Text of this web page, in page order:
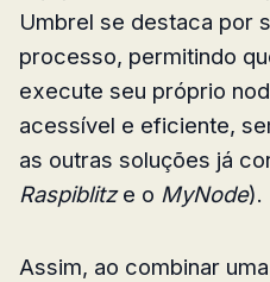
Umbrel se destaca por
processo, permitindo
execute seu próprio
acessível e eficiente,
as outras soluções já
Raspiblitze o MyNode).
Assim, ao combinar